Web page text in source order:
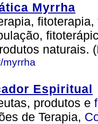
Myrrha
fitoterapia,
naturais.
myrrha
Espiritual
produtos e
de Terapia,